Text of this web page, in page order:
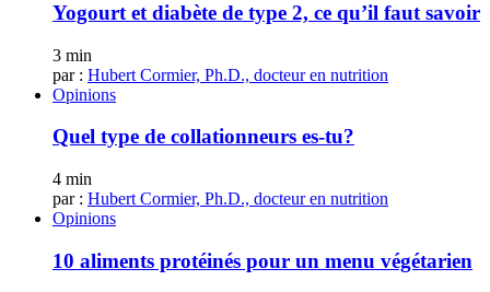
Yogourt et diabète de type 2, ce qu’il faut savoir
3 min
par : Hubert Cormier, Ph.D., docteur en nutrition
Opinions
Quel type de collationneurs es-tu?
4 min
par : Hubert Cormier, Ph.D., docteur en nutrition
Opinions
10 aliments protéinés pour un menu végétarien